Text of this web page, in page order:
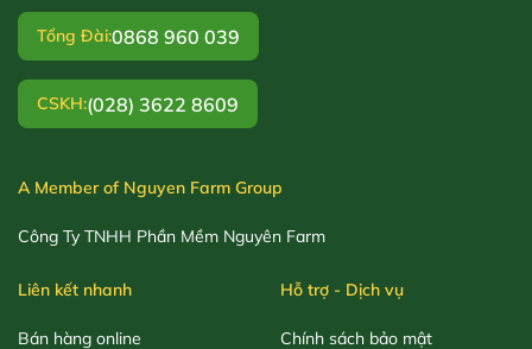
Tổng Đài:0868 960 039
CSKH:(028) 3622 8609
A Member of Nguyen Farm Group
Công Ty TNHH Phần Mềm Nguyên Farm
Liên kết nhanh
Bán hàng online
Hỗ trợ - Dịch vụ
Chính sách bảo mật